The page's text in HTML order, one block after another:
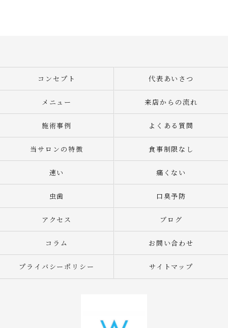
コンセプト 代表あいさつ
メニュー 来店からの流れ
施術事例 よくある質問
当サロンの特徴 食事制限なし
速い 痛くない
虫歯 口臭予防
アクセス ブログ
コラム お問い合わせ
プライバシーポリシー サイトマップ